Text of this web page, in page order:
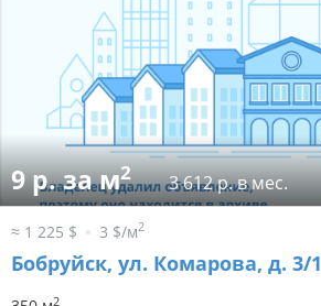
9 р. за м2 3 612 р. в мес.
≈ 1 225 $ 3 $/м2
Бобруйск, ул. Комарова, д. 3/1
2